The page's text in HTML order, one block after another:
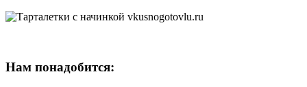
Нам понадобится: